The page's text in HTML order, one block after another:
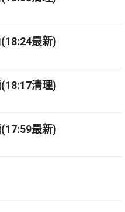
最新)
清理)
最新)